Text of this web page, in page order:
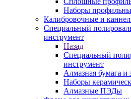
Наборы
Калибровочные и
Специальный
инструмент
Назад
Специальный
инструмент
Алмазная бумага и
Наборы
Алмазные ПЭДы